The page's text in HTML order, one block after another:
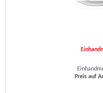
Preis auf